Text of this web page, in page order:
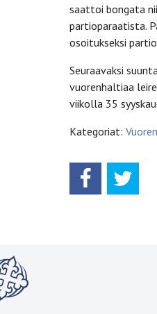
saattoi bongata
partioparaatista.
osoitukseksi
Seuraavaksi
vuorenhaltiaa
viikolla 35
Kategoriat: